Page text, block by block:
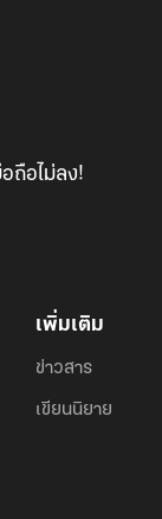
ถือไม่ลง!
เพิ่มเติม
ข่าวสาร
เขียนนิยาย